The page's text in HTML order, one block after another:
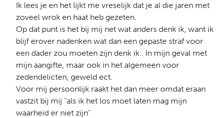
Ik lees je en het lijkt me vreselijk dat je al die jaren met
zoveel wrok en haat heb gezeten.
Op dat punt is het bij mij net wat anders denk ik, want ik
blijf erover nadenken wat dan een gepaste straf voor
een dader zou moeten zijn denk ik.. In mijn geval met
mijn aangifte, maar ook in het algemeen voor
zedendelicten, geweld ect.
Voor mij persoonlijk raakt het dan meer omdat eraan
vastzit bij mij "als ik het los moet laten mag mijn
waarheid er niet zijn"